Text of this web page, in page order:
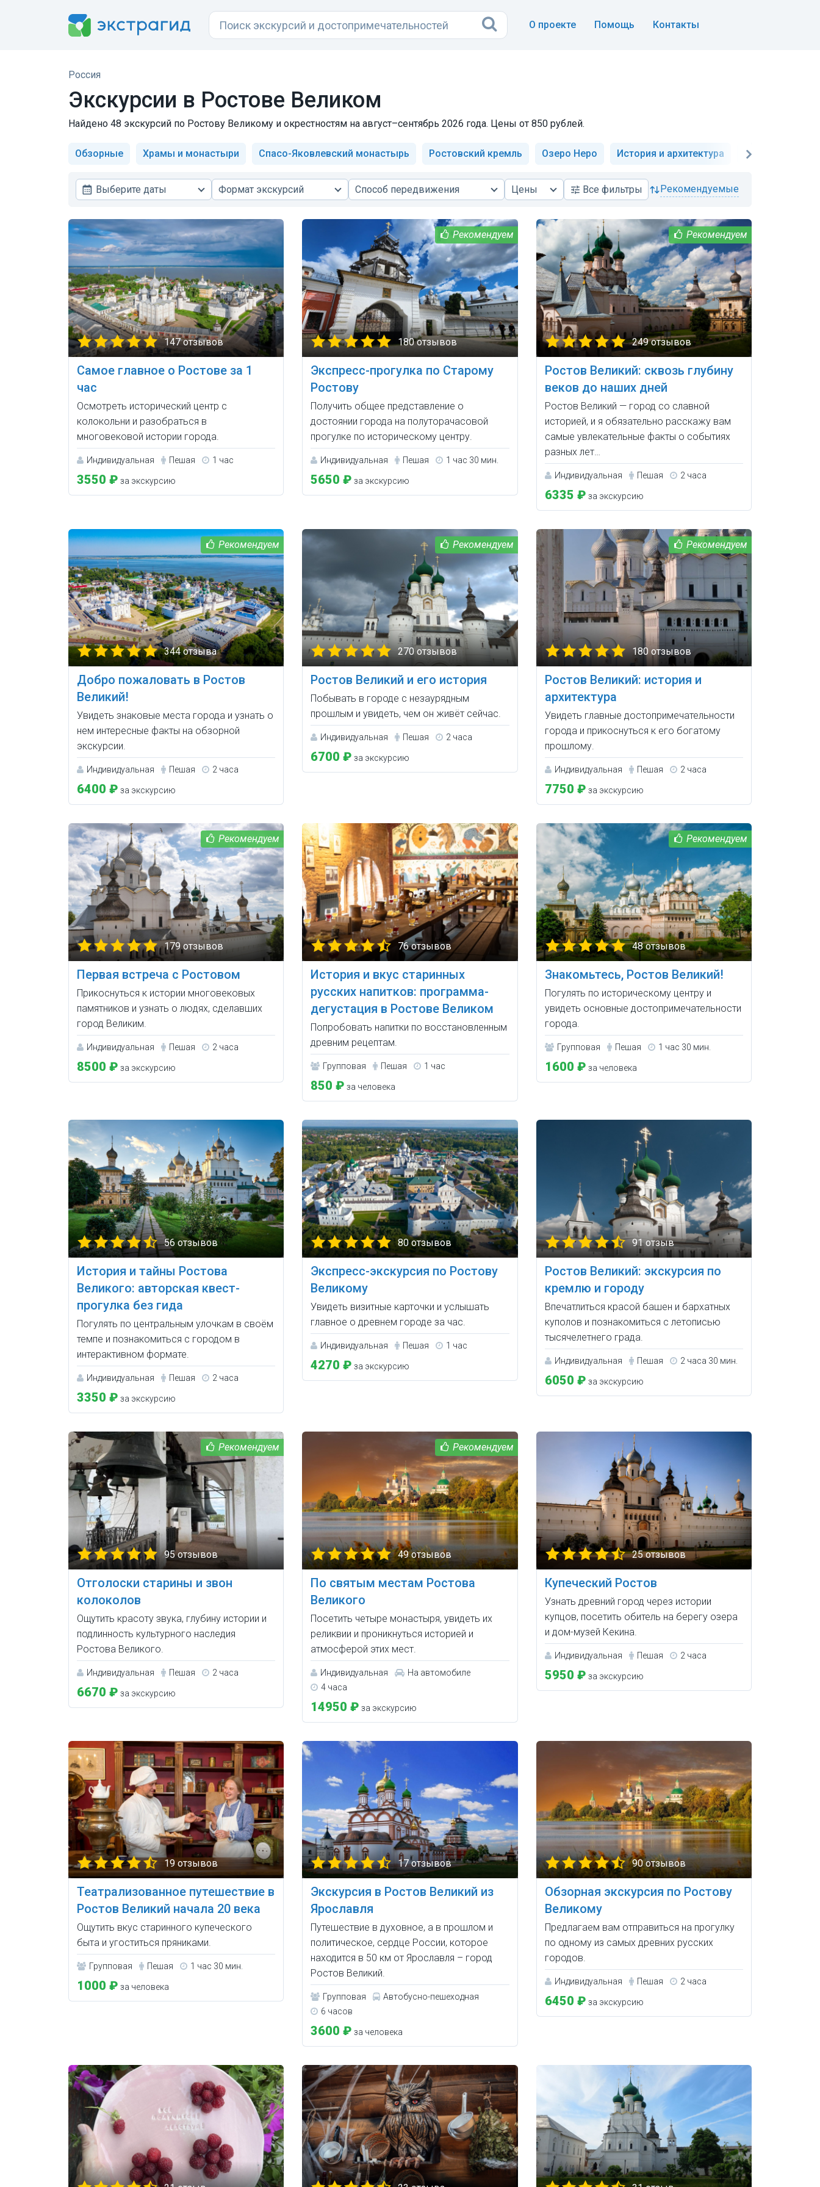
О проекте Помощь Контакты
Россия
Экскурсии в Ростове Великом
Найдено 48 экскурсий по Ростову Великому и окрестностям на август–сентябрь 2026 года. Цены от 850 рублей.
Обзорные Храмы и монастыри Спасо-Яковлевский монастырь Ростовский кремль Озеро Неро История и архитектура Необычные
Выберите даты Формат экскурсий Способ передвижения Цены Всефильтры рекомендуемые
147 отзывов
Самое главное о Ростове за 1
час
Осмотреть исторический центр с
колокольни и разобраться в
многовековой истории города.
Индивидуальная Пешая 1 час
3550 ₽ за экскурсию
180 отзывов
Экспресс-прогулка по Старому
Ростову
Получить общее представление о
достоянии города на полуторачасовой
прогулке по историческому центру.
Индивидуальная Пешая 1 час 30 мин.
5650 ₽ за экскурсию
249 отзывов
Ростов Великий: сквозь глубину
веков до наших дней
Ростов Великий — город со славной
историей, и я обязательно расскажу вам
самые увлекательные факты о событиях
разных лет…
Индивидуальная Пешая 2 часа
6335 ₽ за экскурсию
344 отзыва
Добро пожаловать в Ростов
Великий!
Увидеть знаковые места города и узнать о
нем интересные факты на обзорной
экскурсии.
Индивидуальная Пешая 2 часа
6400 ₽ за экскурсию
270 отзывов
Ростов Великий и его история
Побывать в городе с незаурядным
прошлым и увидеть, чем он живёт сейчас.
Индивидуальная Пешая 2 часа
6700 ₽ за экскурсию
180 отзывов
Ростов Великий: история и
архитектура
Увидеть главные достопримечательности
города и прикоснуться к его богатому
прошлому.
Индивидуальная Пешая 2 часа
7750 ₽ за экскурсию
179 отзывов
Первая встреча с Ростовом
Прикоснуться к истории многовековых
памятников и узнать о людях, сделавших
город Великим.
Индивидуальная Пешая 2 часа
8500 ₽ за экскурсию
76 отзывов
История и вкус старинных
русских напитков: программа-
дегустация в Ростове Великом
Попробовать напитки по восстановленным
древним рецептам.
Групповая Пешая 1 час
850 ₽ за человека
48 отзывов
Знакомьтесь, Ростов Великий!
Погулять по историческому центру и
увидеть основные достопримечательности
города.
Групповая Пешая 1 час 30 мин.
1600 ₽ за человека
56 отзывов
История и тайны Ростова
Великого: авторская квест-
прогулка без гида
Погулять по центральным улочкам в своём
темпе и познакомиться с городом в
интерактивном формате.
Индивидуальная Пешая 2 часа
3350 ₽ за экскурсию
80 отзывов
Экспресс-экскурсия по Ростову
Великому
Увидеть визитные карточки и услышать
главное о древнем городе за час.
Индивидуальная Пешая 1 час
4270 ₽ за экскурсию
91 отзыв
Ростов Великий: экскурсия по
кремлю и городу
Впечатлиться красой башен и бархатных
куполов и познакомиться с летописью
тысячелетнего града.
Индивидуальная Пешая 2 часа 30 мин.
6050 ₽ за экскурсию
95 отзывов
Отголоски старины и звон
колоколов
Ощутить красоту звука, глубину истории и
подлинность культурного наследия
Ростова Великого.
Индивидуальная Пешая 2 часа
6670 ₽ за экскурсию
49 отзывов
По святым местам Ростова
Великого
Посетить четыре монастыря, увидеть их
реликвии и проникнуться историей и
атмосферой этих мест.
Индивидуальная
На автомобиле
4 часа
14950 ₽ за экскурсию
25 отзывов
Купеческий Ростов
Узнать древний город через истории
купцов, посетить обитель на берегу озера
и дом-музей Кекина.
Индивидуальная Пешая 2 часа
5950 ₽ за экскурсию
19 отзывов
Театрализованное путешествие в
Ростов Великий начала 20 века
Ощутить вкус старинного купеческого
быта и угоститься пряниками.
Групповая Пешая 1 час 30 мин.
1000 ₽ за человека
17 отзывов
Экскурсия в Ростов Великий из
Ярославля
Путешествие в духовное, а в прошлом и
политическое, сердце России, которое
находится в 50 км от Ярославля – город
Ростов Великий.
Групповая
Автобусно-пешеходная
6 часов
3600 ₽ за человека
90 отзывов
Обзорная экскурсия по Ростову
Великому
Предлагаем вам отправиться на прогулку
по одному из самых древних русских
городов.
Индивидуальная Пешая 2 часа
6450 ₽ за экскурсию